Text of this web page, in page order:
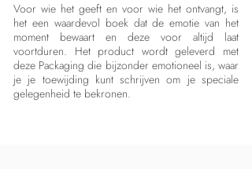
Voor wie het geeft en voor wie het ontvangt, is
het een waardevol boek dat de emotie van het
moment bewaart en deze voor altijd laat
voortduren. Het product wordt geleverd met
deze Packaging die bijzonder emotioneel is, waar
je je toewijding kunt schrijven om je speciale
gelegenheid te bekronen.